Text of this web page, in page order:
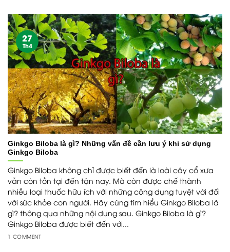
Ginkgo Biloba là gì? Những vấn đề cần lưu ý khi sử dụng
Ginkgo Biloba
Ginkgo Biloba không chỉ được biết đến là loài cây cổ xưa
vẫn còn tồn tại đến tận nay. Mà còn được chế thành
nhiều loại thuốc hữu ích với những công dụng tuyệt vời đối
với sức khỏe con người. Hãy cùng tìm hiểu Ginkgo Biloba là
gì? thông qua những nội dung sau. Ginkgo Biloba là gì?
Ginkgo Biloba được biết đến với...
1 COMMENT
27
Th4